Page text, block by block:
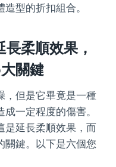
型的折扣組合。
柔順效果，
關鍵
，但是它畢竟是一種
一定程度的傷害。
是延長柔順效果，而
關鍵。以下是六個您